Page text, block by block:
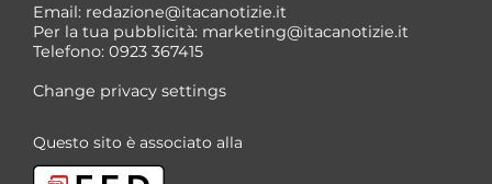
*
Email: redazione@itacanotizie.it
Per la tua pubblicità: marketing@itacanotizie.it
Telefono: 0923 367415
Change privacy settings
Questo sito è associato alla